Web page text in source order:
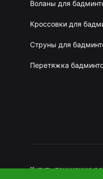
Воланы для
Кроссовки для
Струны для
Перетяжка
Купить теннисную